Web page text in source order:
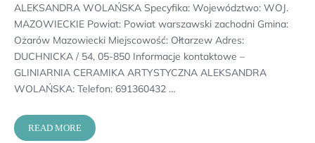
ALEKSANDRA WOLAŃSKA Specyfika: Województwo: WOJ.
MAZOWIECKIE Powiat: Powiat warszawski zachodni Gmina:
Ożarów Mazowiecki Miejscowość: Ołtarzew Adres:
DUCHNICKA / 54, 05-850 Informacje kontaktowe –
GLINIARNIA CERAMIKA ARTYSTYCZNA ALEKSANDRA
WOLAŃSKA: Telefon: 691360432 …
READ MORE